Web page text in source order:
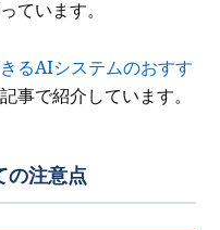
ています。
るAIシステムのおすす
事で紹介しています。
の注意点